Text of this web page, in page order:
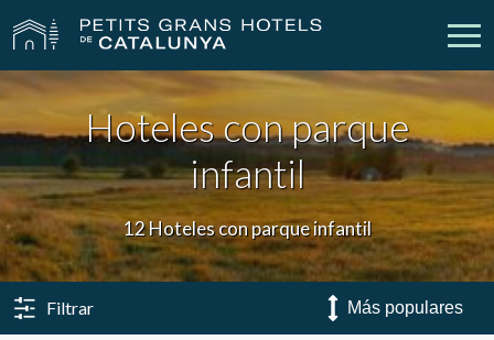
Nuestros Hoteles Escapadas
Bodas Empresas
Cheques Regalo Descubre Catalunya
Mi reserva
Hoteles con parque
infantil
12 Hoteles con parque infantil
Filtrar